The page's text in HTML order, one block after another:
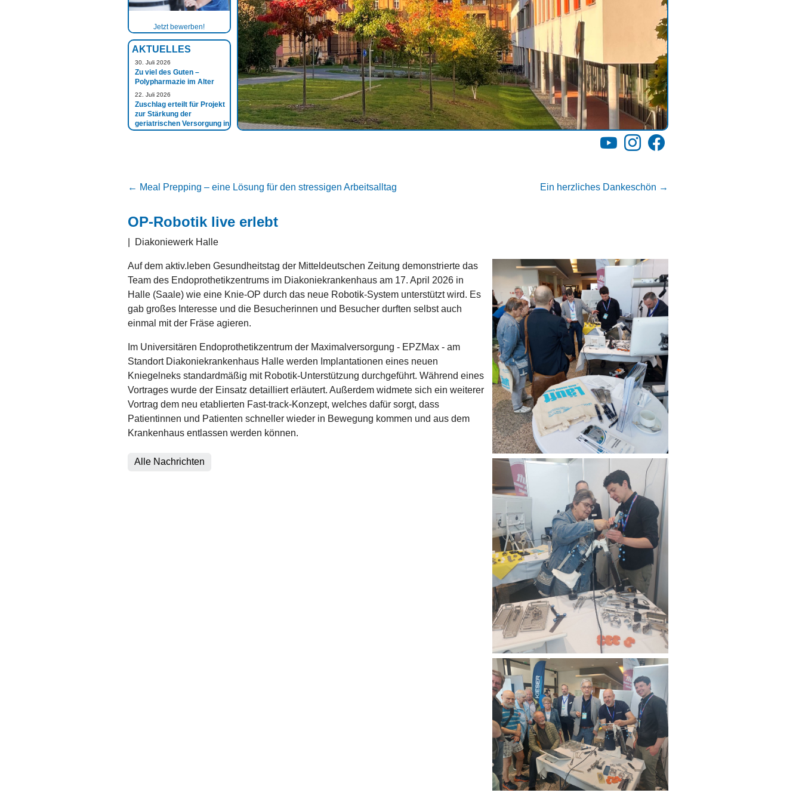
Jetzt bewerben!
AKTUELLES
30. Juli 2026
Zu viel des Guten –
Polypharmazie im Alter
22. Juli 2026
Zuschlag erteilt für Projekt
zur Stärkung der
geriatrischen Versorgung in
der Grenzregion
YouTubeInstagramFacebook
← Meal Prepping – eine Lösung für den stressigen Arbeitsalltag Ein herzliches Dankeschön →
OP-Robotik live erlebt
Diakoniewerk Halle
Auf dem aktiv.leben Gesundheitstag der Mitteldeutschen Zeitung demonstrierte das
Team des Endoprothetikzentrums im Diakoniekrankenhaus am 17. April 2026 in
Halle (Saale) wie eine Knie-OP durch das neue Robotik-System unterstützt wird. Es
gab großes Interesse und die Besucherinnen und Besucher durften selbst auch
einmal mit der Fräse agieren.
Im Universitären Endoprothetikzentrum der Maximalversorgung - EPZMax - am
Standort Diakoniekrankenhaus Halle werden Implantationen eines neuen
Kniegelneks standardmäßig mit Robotik-Unterstützung durchgeführt. Während eines
Vortrages wurde der Einsatz detailliert erläutert. Außerdem widmete sich ein weiterer
Vortrag dem neu etablierten Fast-track-Konzept, welches dafür sorgt, dass
Patientinnen und Patienten schneller wieder in Bewegung kommen und aus dem
Krankenhaus entlassen werden können.
Alle Nachrichten